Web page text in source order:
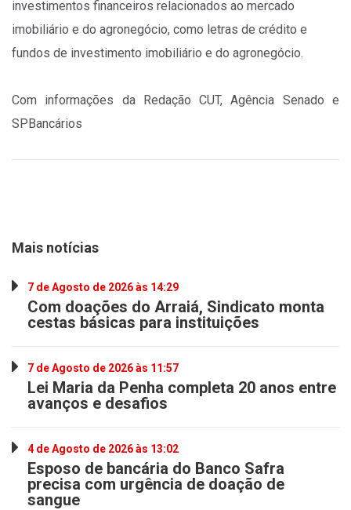
investimentos financeiros relacionados ao mercado
imobiliário e do agronegócio, como letras de crédito e
fundos de investimento imobiliário e do agronegócio.
Com informações da Redação CUT, Agência Senado e
SPBancários
Mais notícias
7 de Agosto de 2026 às 14:29
Com doações do Arraiá, Sindicato monta
cestas básicas para instituições
7 de Agosto de 2026 às 11:57
Lei Maria da Penha completa 20 anos entre
avanços e desafios
4 de Agosto de 2026 às 13:02
Esposo de bancária do Banco Safra
precisa com urgência de doação de
sangue